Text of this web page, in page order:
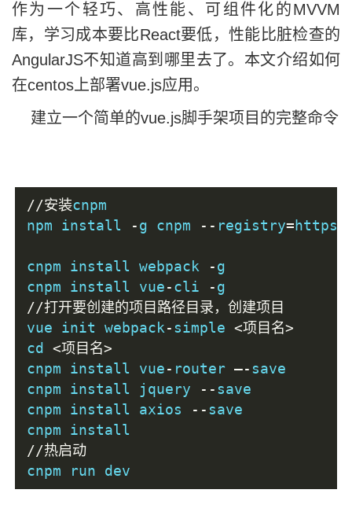
作为一个轻巧、高性能、可组件化的MVVM
库，学习成本要比React要低，性能比脏检查的
AngularJS不知道高到哪里去了。本文介绍如何
在centos上部署vue.js应用。
建立一个简单的vue.js脚手架项目的完整命令
//安装cnpm
npm install
-g cnpm -- registry=https
cnpm install webpack -g
cnpm install vue-cli -
//打开要创建的项目路径目录，创建项目
vue init webpack-simple <项目名>
cd <项目名>
cnpm install vue- router —-save
cnpm install jquery
--save
cnpm install axios
--save
//热启动
cnpm run dev